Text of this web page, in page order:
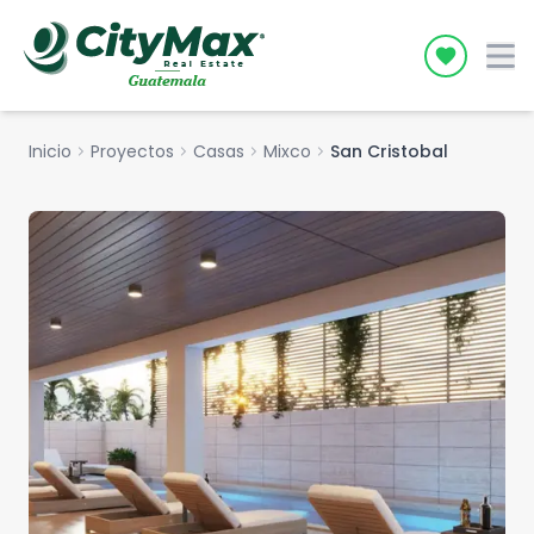
Icon
Inicio chevron_right Proyectos chevron_right Casas chevron_right Mixco chevron_right San Cristobal